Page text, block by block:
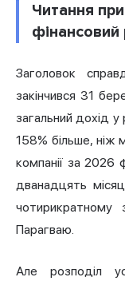
Читання
фінансовий
Заголовок
закінчився 31
загальний дохід у
158% більше, ніж
компанії за 2026
дванадцять
чотирикратному
Парагваю.
Але розподіл